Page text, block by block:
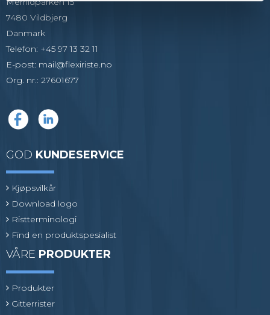
7480 Vildbjerg
Danmark
Telefon: +45 97 13 32 11
E-post: mail@flexiriste.no
Org. nr.: 27601677
GOD KUNDESERVICE
Kjøpsvilkår
Download logo
Ristterminologi
Find en produktspesialist
VÅRE PRODUKTER
Produkter
Gitterrister